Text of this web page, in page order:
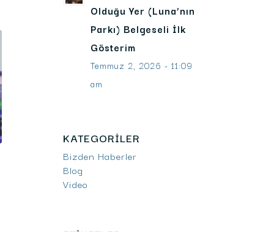
Olduğu Yer (Luna’nın
Parkı) Belgeseli İlk
Gösterim
Temmuz 2, 2026 - 11:09
am
KATEGORILER
Bizden Haberler
Blog
Video